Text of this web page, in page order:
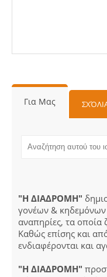
Για Μας
"Η ΔΙΑΔΡΟΜΗ"
γονέων &
αναπηρίες, τα οποία
Καθώς επίσης και
ενδιαφέρονται και
"Η ΔΙΑΔΡΟΜΗ"